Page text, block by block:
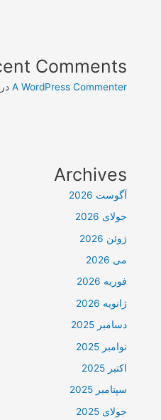
Comments
A WordPress Commenter
Archives
آگوست 2026
جولای 2026
ژوئن 2026
می 2026
فوریه 2026
ژانویه 2026
دسامبر 2025
نوامبر 2025
اکتبر 2025
سپتامبر 2025
جولای 2025